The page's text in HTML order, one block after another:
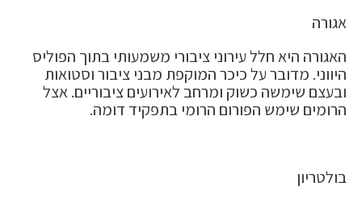
אגורה
האגורה היא חלל עירוני ציבורי משמעותי בתוך הפוליס
היווני. מדובר על כיכר המוקפת מבני ציבור וסטואות
ובעצם שימשה כשוק ומרחב לאירועים ציבוריים. אצל
הרומים שימש הפורום הרומי בתפקיד דומה.
בולטריון